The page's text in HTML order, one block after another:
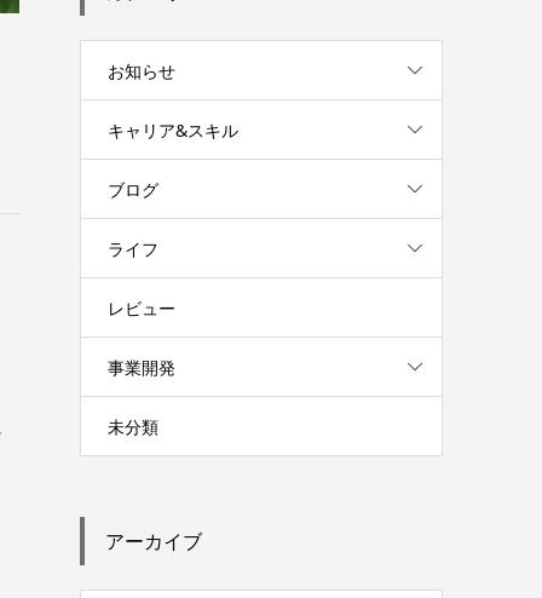
お知らせ
キャリア&スキル
ブログ
ライフ
レビュー
事業開発
未分類
アーカイブ